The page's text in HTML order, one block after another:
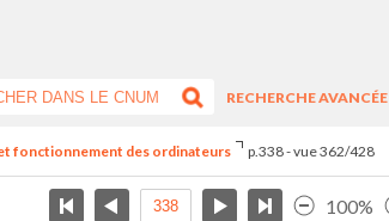
RECHERCHE AVANCÉE
fonctionnement des ordinateurs p.338 - vue 362/428
100%